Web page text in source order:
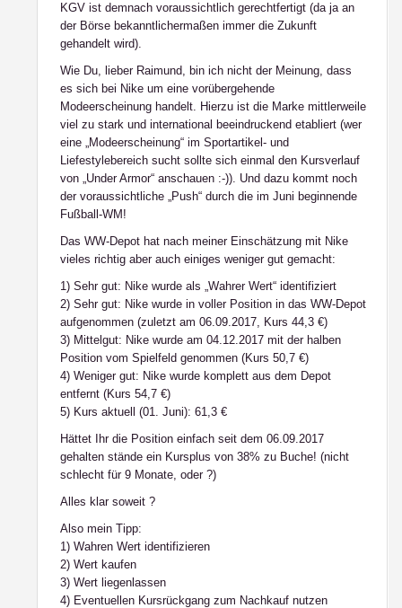
KGV ist demnach voraussichtlich gerechtfertigt (da ja an
der Börse bekanntlichermaßen immer die Zukunft
gehandelt wird).
Wie Du, lieber Raimund, bin ich nicht der Meinung, dass
es sich bei Nike um eine vorübergehende
Modeerscheinung handelt. Hierzu ist die Marke mittlerweile
viel zu stark und international beeindruckend etabliert (wer
eine „Modeerscheinung“ im Sportartikel- und
Liefestylebereich sucht sollte sich einmal den Kursverlauf
von „Under Armor“ anschauen :-)). Und dazu kommt noch
der voraussichtliche „Push“ durch die im Juni beginnende
Fußball-WM!
Das WW-Depot hat nach meiner Einschätzung mit Nike
vieles richtig aber auch einiges weniger gut gemacht:
1) Sehr gut: Nike wurde als „Wahrer Wert“ identifiziert
2) Sehr gut: Nike wurde in voller Position in das WW-Depot
aufgenommen (zuletzt am 06.09.2017, Kurs 44,3 €)
3) Mittelgut: Nike wurde am 04.12.2017 mit der halben
Position vom Spielfeld genommen (Kurs 50,7 €)
4) Weniger gut: Nike wurde komplett aus dem Depot
entfernt (Kurs 54,7 €)
5) Kurs aktuell (01. Juni): 61,3 €
Hättet Ihr die Position einfach seit dem 06.09.2017
gehalten stände ein Kursplus von 38% zu Buche! (nicht
schlecht für 9 Monate, oder ?)
Alles klar soweit ?
Also mein Tipp:
1) Wahren Wert identifizieren
2) Wert kaufen
3) Wert liegenlassen
4) Eventuellen Kursrückgang zum Nachkauf nutzen